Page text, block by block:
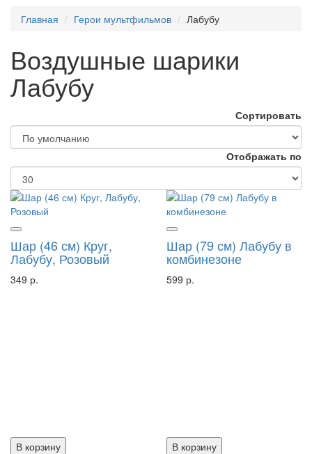
Главная
Герои мультфильмов Лабубу
Воздушные шарики
Лабубу
Сортировать
Отображать по
Шар (46 см) Круг,
Лабубу, Розовый
349 р.
В корзину
Шар (79 см) Лабубу в
комбинезоне
599 р.
В корзину